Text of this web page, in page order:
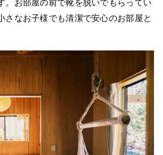
。お部屋の前で靴を脱いでもらってい
さなお子様でも清潔で安心のお部屋と